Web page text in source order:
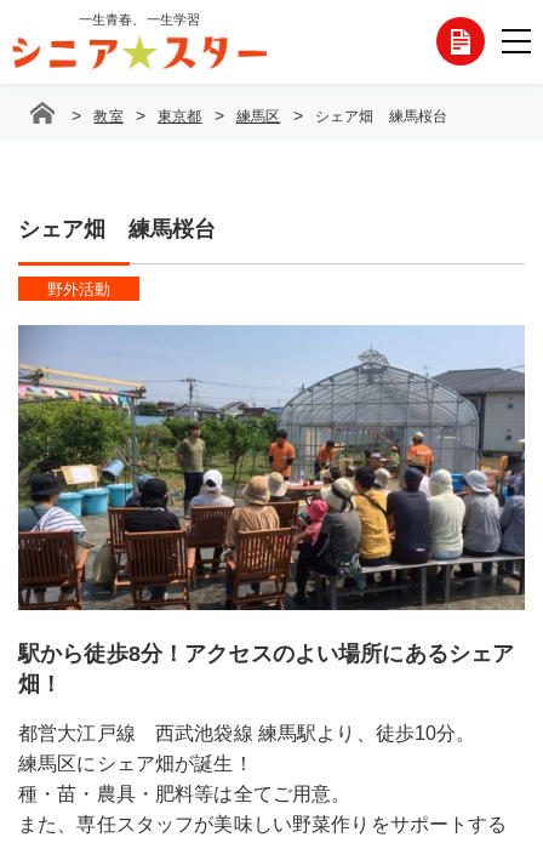
テ
一生青春、一生学習
各
わ
せ
> 教室 > 東京都 > 練馬区 > シェア畑 練馬桜台
シェア畑 練馬桜台
野外活動
駅から徒歩8分！アクセスのよい場所にあるシェア
畑！
都営大江戸線 西武池袋線 練馬駅より、徒歩10分。
練馬区にシェア畑が誕生！
種・苗・農具・肥料等は全てご用意。
また、専任スタッフが美味しい野菜作りをサポートする